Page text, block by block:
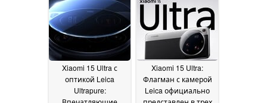
2025
Xiaomi 15 Ultra с
оптикой Leica
Ultrapure:
Xiaomi 15 Ultra:
Флагман с камерой
Leica официально